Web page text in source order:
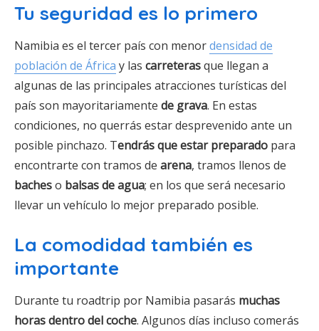
Tu seguridad es lo primero
Namibia es el tercer país con menordensidad de
población de África y las carreterasque llegan a
algunas de las principales atracciones turísticas del
país son mayoritariamente de grava. En estas
condiciones, no querrás estar desprevenido ante un
posible pinchazo. Tendrás que estar preparado para
encontrarte con tramos de arena, tramos llenos de
bacheso balsas de agua; en los que será necesario
llevar un vehículo lo mejor preparado posible.
La comodidad también es
importante
Durante tu roadtrip por Namibia pasarás muchas
horas dentro del coche. Algunos días incluso comerás